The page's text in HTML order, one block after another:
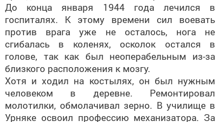
госпиталях. К этому времени сил воевать
против врага уже не осталось, нога не
сгибалась в коленях, осколок остался в
голове, так как был неоперабельным из-за
близкого расположения к мозгу.
Хотя и ходил на костылях, он был нужным
человеком в деревне. Ремонтировал
молотилки, обмолачивал зерно. В училище в
Урняке освоил профессию механизатора. За